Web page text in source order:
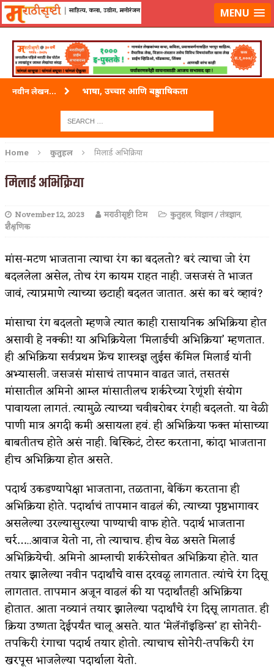
लॉग-इन करा|लेखक नोंदणी कराMENU
नवीन लेखन... भाषा, उच्चार आणि बहुभाषिकता
ताम्र – एक अफलातून धातू (COPPER)
अशी एक कविता लिहू इच्छिते
पाटलाची विहीर
पुस्तके बदलायची आहेत तुम्हाला!
किती घोषणांचा पाऊस होता
कसं हुईन तं हू माय…
काळजाचे प्रेत
चमकदार चांदी
आदिवासींचा डॉक्टर, समाजसेवेचा ध्यास : डॉ. राहुल
जोशी
डेंग्यू: ताप उतरला म्हणजे धोका टळला असे नाही!
४ जुलै – इतिहासात घडलेल्या महत्त्वाच्या घटना
सुवर्ण – झळाळी
अष्टपैलू : खंडू रांगणेकर
अपूर्ण कथा
बुडीच खटलं – संयुक्त कुटुंब का गरजेचं?
Home कुतुहल मिलार्ड अभिक्रिया
मिलार्ड अभिक्रिया
November 12, 2023 मराठीसृष्टी टिम कुतुहल,विज्ञान / तंत्रज्ञान,
शैक्षणिक
मांस-मटण भाजताना त्याचा रंग का बदलतो? बरं त्याचा जो रंग
बदललेला असेल, तोच रंग कायम राहत नाही. जसजसं ते भाजत
जावं, त्याप्रमाणे त्याच्या छटाही बदलत जातात. असं का बरं व्हावं?
मांसाचा रंग बदलतो म्हणजे त्यात काही रासायनिक अभिक्रिया होत
असावी हे नक्की! या अभिक्रियेला ‘मिलार्डची अभिक्रिया’ म्हणतात.
ही अभिक्रिया सर्वप्रथम फ्रेंच शास्त्रज्ञ लुईस कॅमिल मिलार्ड यांनी
अभ्यासली. जसजसं मांसाचं तापमान वाढत जातं, तसतसं
मांसातील अमिनो आम्ल मांसातीलच शर्करेच्या रेणूंशी संयोग
पावायला लागतं. त्यामुळे त्याच्या चवीबरोबर रंगही बदलतो. या वेळी
पाणी मात्र अगदी कमी असायला हवं. ही अभिक्रिया फक्त मांसाच्या
बाबतीतच होते असं नाही. बिस्किटं, टोस्ट करताना, कांदा भाजताना
हीच अभिक्रिया होत असते.
पदार्थ उकडण्यापेक्षा भाजताना, तळताना, बेकिंग करताना ही
अभिक्रिया होते. पदार्थाचं तापमान वाढलं की, त्याच्या पृष्ठभागावर
असलेल्या उरल्यासुरल्या पाण्याची वाफ होते. पदार्थ भाजताना
चर्र…..आवाज येतो ना, तो त्याचाच. हीच वेळ असते मिलार्ड
अभिक्रियेची. अमिनो आम्लाची शर्करेसोबत अभिक्रिया होते. यात
तयार झालेल्या नवीन पदार्थांचे वास दरवळू लागतात. त्यांचे रंग दिसू
लागतात. तापमान अजून वाढलं की या पदार्थांतही अभिक्रिया
होतात. आता नव्यानं तयार झालेल्या पदार्थांचे रंग दिसू लागतात. ही
क्रिया उष्णता देईपर्यंत चालू असते. यात ‘मेलॅनॉइडिन्स’ हा सोनेरी-
तपकिरी रंगाचा पदार्थ तयार होतो. त्याचाच सोनेरी-तपकिरी रंग
खरपूस भाजलेल्या पदार्थाला येतो.